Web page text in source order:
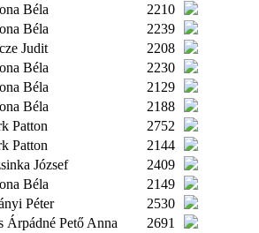
Béla
2210
Béla
2239
Judit
2208
Béla
2230
Béla
2129
Béla
2188
Patton
2752
Patton
2144
József
2409
Béla
2149
Péter
2530
Árpádné Pető Anna
2691